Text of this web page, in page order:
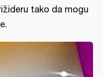
tako da mogu